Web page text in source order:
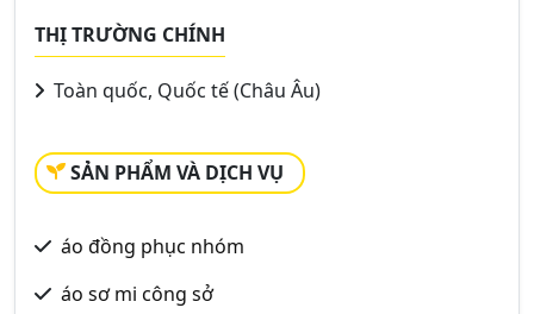
THỊ TRƯỜNG CHÍNH
Toàn quốc, Quốc tế (Châu Âu)
SẢN PHẨM VÀ DỊCH VỤ
áo đồng phục nhóm
áo sơ mi công sở